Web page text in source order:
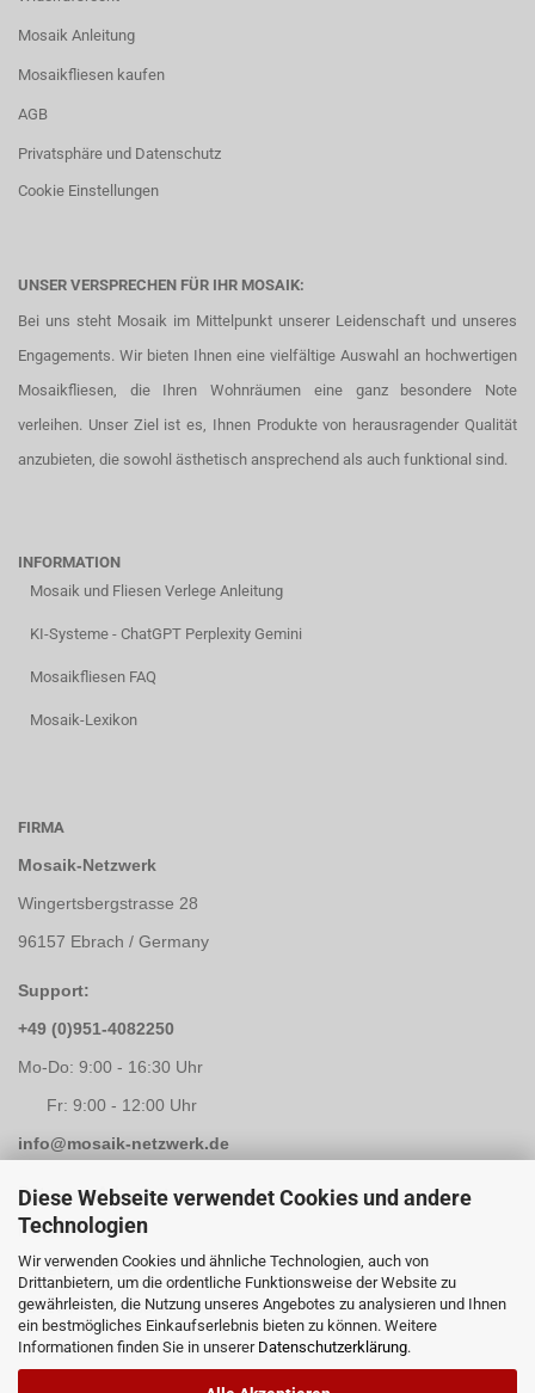
Diese Webseite verwendet Cookies und andere
Technologien
Wir verwenden Cookies und ähnliche Technologien, auch von
Drittanbietern, um die ordentliche Funktionsweise der Website zu
gewährleisten, die Nutzung unseres Angebotes zu analysieren und Ihnen
ein bestmögliches Einkaufserlebnis bieten zu können. Weitere
Informationen finden Sie in unserer Datenschutzerklärung.
Mosaik Anleitung
Mosaikfliesen kaufen
AGB
Privatsphäre und Datenschutz
Cookie Einstellungen
UNSER VERSPRECHEN FÜR IHR MOSAIK:
Bei uns steht Mosaik im Mittelpunkt unserer Leidenschaft und unseres
Engagements. Wir bieten Ihnen eine vielfältige Auswahl an hochwertigen
Mosaikfliesen, die Ihren Wohnräumen eine ganz besondere Note
verleihen. Unser Ziel ist es, Ihnen Produkte von herausragender Qualität
anzubieten, die sowohl ästhetisch ansprechend als auch funktional sind.
INFORMATION
Mosaik und Fliesen Verlege Anleitung
KI-Systeme - ChatGPT Perplexity Gemini
Mosaikfliesen FAQ
Mosaik-Lexikon
FIRMA
Mosaik-Netzwerk
Wingertsbergstrasse 28
96157 Ebrach / Germany
Support:
+49 (0)951-4082250
Mo-Do: 9:00 - 16:30 Uhr
Fr: 9:00 - 12:00 Uhr
info@mosaik-netzwerk.de
Retouren Adresse:
Mosaik-Netzwerk
Kapellenstrasse 3
96117 Memmelsdorf / Lichteneiche